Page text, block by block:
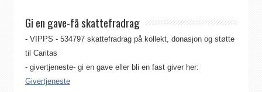
Gi en gave-få skattefradrag
- VIPPS - 534797 skattefradrag på kollekt, donasjon og støtte
til Caritas
- givertjeneste- gi en gave eller bli en fast giver her:
Givertjeneste